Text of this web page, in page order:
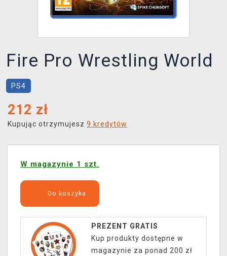
Fire Pro Wrestling World
PS4
212 zł
Kupując otrzymujesz 9 kredytów
W magazynie 1 szt.
Do koszyka
PREZENT GRATIS
Kup produkty dostępne w
magazynie za ponad 200 zł